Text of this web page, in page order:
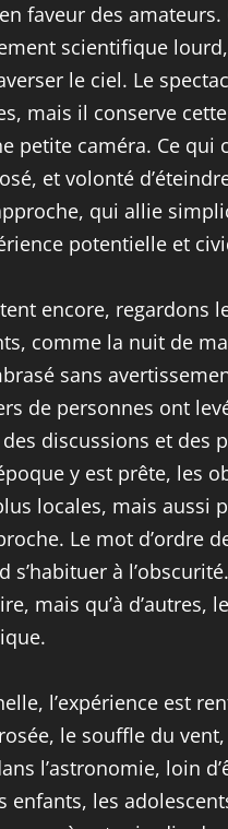
faveur des
scientifique
le ciel. Le
mais il conserve
petite caméra. Ce qui
et volonté
qui allie
potentielle et
encore, regardons
comme la nuit de
sans
de personnes ont
discussions et des
y est prête,
locales, mais
Le mot d’ordre
s’habituer à
mais qu’à
l’expérience est
le souffle du
l’astronomie, loin
enfants, les